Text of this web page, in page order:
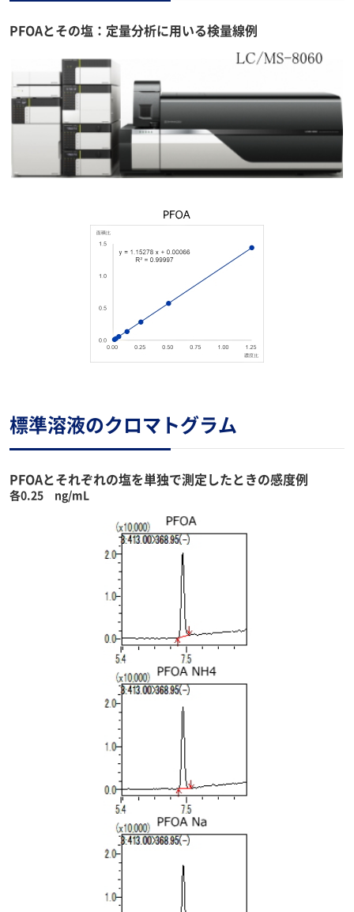
PFOAとその塩：定量分析に用いる検量線例
標準溶液のクロマトグラム
PFOAとそれぞれの塩を単独で測定したときの感度例
各0.25 ng/mL